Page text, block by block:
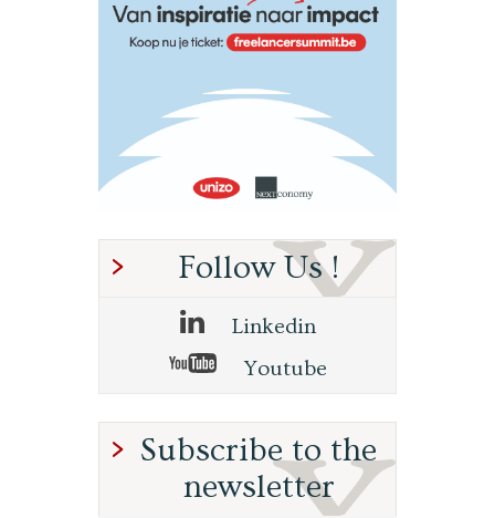
Follow Us !
Linkedin
Youtube
Subscribe to the
newsletter